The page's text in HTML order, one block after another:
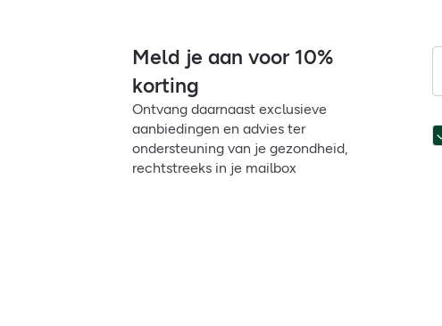
Meld je aan voor 10%
korting
Ontvang daarnaast exclusieve
aanbiedingen en advies ter
ondersteuning van je gezondheid,
rechtstreeks in je mailbox